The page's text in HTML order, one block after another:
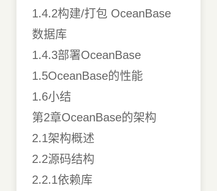
1.4.2构建/打包 OceanBase
数据库
1.4.3部署OceanBase
1.5OceanBase的性能
1.6小结
第2章OceanBase的架构
2.1架构概述
2.2源码结构
2.2.1依赖库